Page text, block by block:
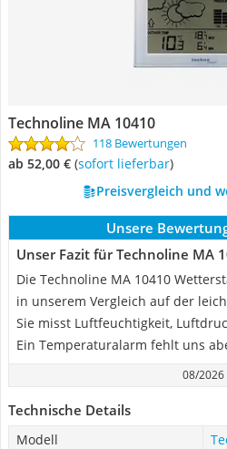
Technoline ‎MA 10410
118 Bewertungen
ab 52,00 € ( Sofort lieferbar)
Preisvergleich und
Unsere
Unser Fazit für Technoline ‎MA
Die Technoline ‎MA 10410
in unserem Vergleich auf der
Sie misst Luftfeuchtigkeit,
Ein Temperaturalarm fehlt uns
08/2026
Technische Details
Modell